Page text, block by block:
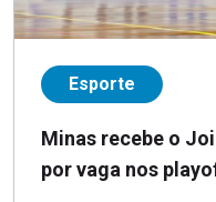
Esporte
Minas recebe o
por vaga nos